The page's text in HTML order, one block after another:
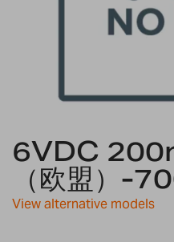
to
the
beginning
the
6VDC
（欧盟）-
View alternative models